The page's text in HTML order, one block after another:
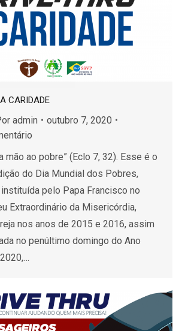
CARIDADE
admin
outubro 7, 2020
mão ao pobre” (Eclo 7, 32). Esse é o
do Dia Mundial dos Pobres,
pelo Papa Francisco no
Extraordinário da Misericórdia,
nos anos de 2015 e 2016, assim
no penúltimo domingo do Ano